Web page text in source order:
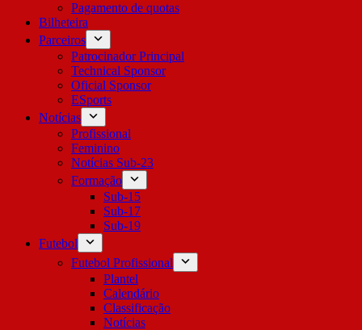
Pagamento de quotas
Bilheteira
Parceiros
Patrocinador Principal
Technical Sponsor
Oficial Sponsor
ESports
Notícias
Profissional
Feminino
Notícias Sub-23
Formação
Sub-15
Sub-17
Sub-19
Futebol
Futebol Profissional
Plantel
Calendário
Classificação
Notícias